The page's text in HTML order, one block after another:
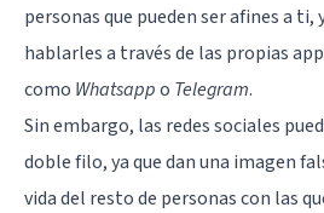
personas que pueden ser afines a ti,
hablarles a través de las propias
como Whatsappo Telegram.
Sin embargo, las redes sociales
doble filo, ya que dan una imagen
vida del resto de personas con las